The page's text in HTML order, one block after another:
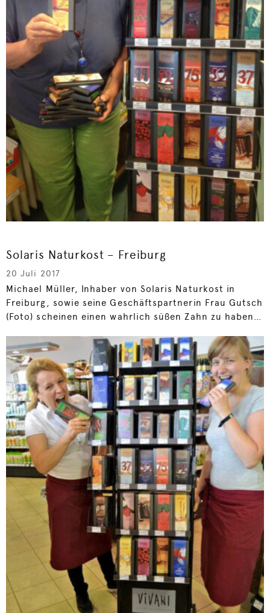
Solaris Naturkost – Freiburg
20 Juli 2017
Michael Müller, Inhaber von Solaris Naturkost in
Freiburg, sowie seine Geschäftspartnerin Frau Gutsch
(Foto) scheinen einen wahrlich süßen Zahn zu haben…